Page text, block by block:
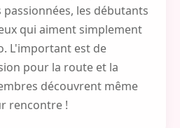
passionnées, les débutants
qui aiment simplement
L'important est de
pour la route et la
découvrent même
rencontre !